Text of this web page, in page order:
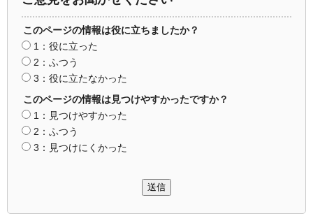
このページの情報は役に立ちましたか？
1：役に立った
2：ふつう
3：役に立たなかった
このページの情報は見つけやすかったですか？
1：見つけやすかった
2：ふつう
3：見つけにくかった
送信